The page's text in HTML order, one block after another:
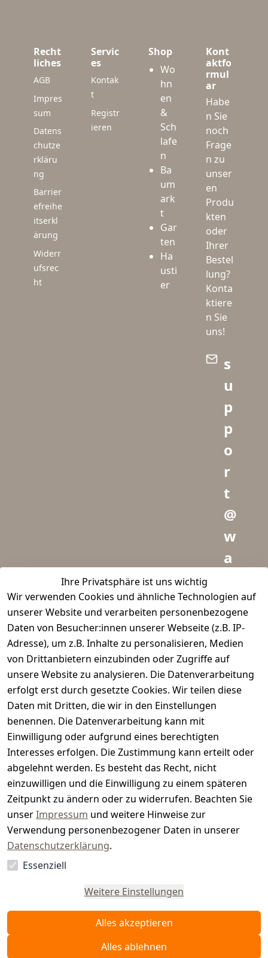
Ihre Privatsphäre ist uns wichtig
Wir verwenden Cookies und ähnliche Technologien auf
unserer Website und verarbeiten personenbezogene
Daten von Besucher:innen unserer Webseite (z.B. IP-
Adresse), um z.B. Inhalte zu personalisieren, Medien
von Drittanbietern einzubinden oder Zugriffe auf
unsere Website zu analysieren. Die Datenverarbeitung
erfolgt erst durch gesetzte Cookies. Wir teilen diese
Daten mit Dritten, die wir in den Einstellungen
benennen. Die Datenverarbeitung kann mit
Einwilligung oder aufgrund eines berechtigten
Interesses erfolgen. Die Zustimmung kann erteilt oder
abgelehnt werden. Es besteht das Recht, nicht
einzuwilligen und die Einwilligung zu einem späteren
Zeitpunkt zu ändern oder zu widerrufen. Beachten Sie
unserImpressum und weitere Hinweise zur
Verwendung personenbezogener Daten in unserer
Datenschutzerklärung.
Essenziell
Weitere Einstellungen
Alles akzeptieren
Alles ablehnen
Recht
liches
AGB
Impres
sum
Datens
chutze
rkläru
ng
Barrier
efreihe
itserkl
ärung
Widerr
ufsrec
ht
Servic
es
Kontak
t
Registr
ieren
Shop
Wo
hn
en
&
Sch
lafe
n
Ba
um
ark
t
Gar
ten
Ha
usti
er
Kont
aktfo
rmul
ar
Habe
n Sie
noch
Frage
n zu
unser
en
Produ
kten
oder
Ihrer
Bestel
lung?
Konta
ktiere
n Sie
uns!
s
u
p
p
o
r
t
@
w
a
d
m
e
i
s
r.
e
Vertrag
widerrufen